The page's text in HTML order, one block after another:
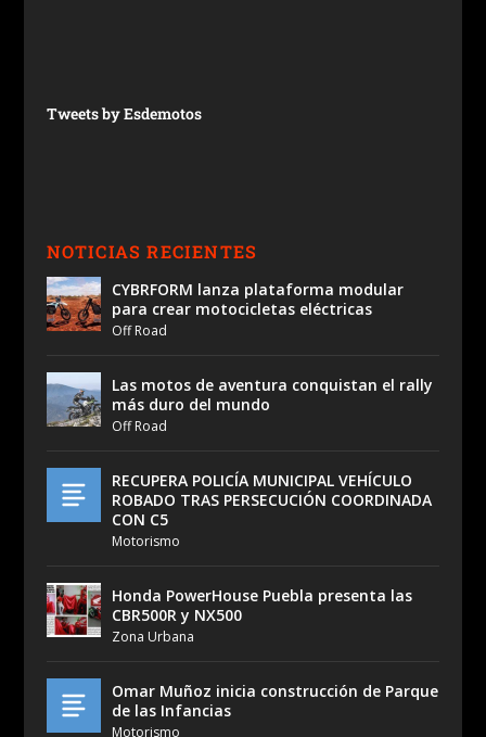
Tweets by Esdemotos
NOTICIAS RECIENTES
CYBRFORM lanza plataforma modular
para crear motocicletas eléctricas
Off Road
Las motos de aventura conquistan el rally
más duro del mundo
Off Road
RECUPERA POLICÍA MUNICIPAL VEHÍCULO
ROBADO TRAS PERSECUCIÓN COORDINADA
CON C5
Motorismo
Honda PowerHouse Puebla presenta las
CBR500R y NX500
Zona Urbana
Omar Muñoz inicia construcción de Parque
de las Infancias
Motorismo